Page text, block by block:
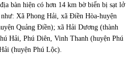
bàn hiện có hơn 14 km bờ biển bị sạt lở
Xã Phong Hải, xã Điền Hòa-huyện
Quảng Điền); xã Hải Dương (thành
Hải, Phú Diên, Vinh Thanh (huyện Phú
(huyện Phú Lộc).